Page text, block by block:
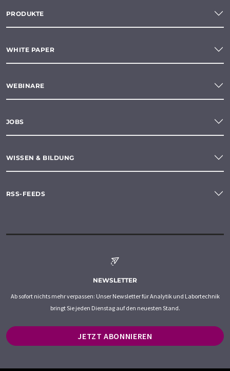
PRODUKTE
WHITE PAPER
WEBINARE
JOBS
WISSEN & BILDUNG
RSS-FEEDS
NEWSLETTER
Ab sofort nichts mehr verpassen: Unser Newsletter für Analytik und Labortechnik
bringt Sie jeden Dienstag auf den neuesten Stand.
JETZT ABONNIEREN